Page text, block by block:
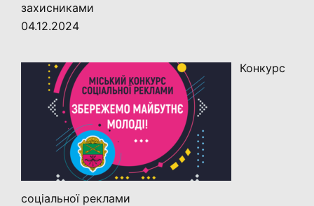
захисниками
04.12.2024
Конкурс
соціальної реклами